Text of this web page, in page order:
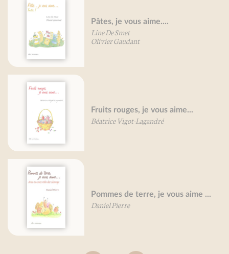
Pâtes, je vous aime....
Line De Smet
Olivier Gaudant
Fruits rouges, je vous aime...
Béatrice Vigot-Lagandré
Pommes de terre, je vous aime ...
Daniel Pierre